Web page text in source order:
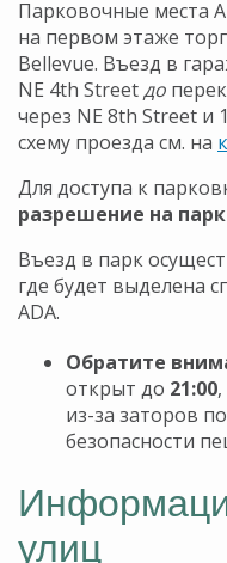
Парковочные места
на первом этаже
Bellevue. Въезд в
NE 4th Streetдо
через NE 8th Street и
схему проезда см. на
Для доступа к
разрешение на
Въезд в парк
где будет выделена
ADA.
Обратите
открыт до 21:00
из-за заторов
безопасности
улиц